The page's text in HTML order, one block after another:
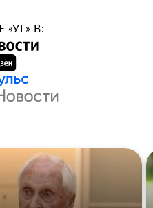
«УГ» В: